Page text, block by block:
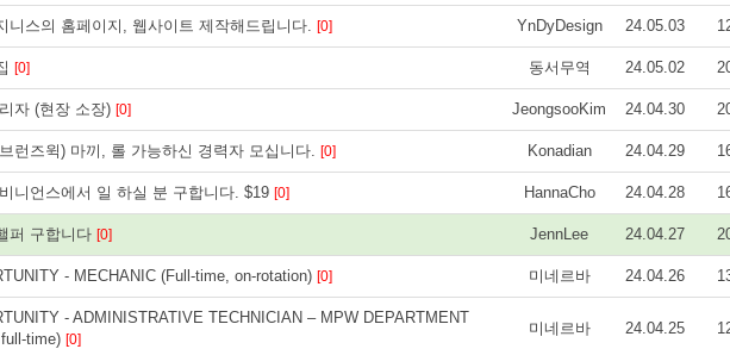
니스의 홈페이지, 웹사이트 제작해드립니다. [0] YnDyDesign 24.05.03
[0] 동서무역 24.05.02
자 (현장 소장) [0] JeongsooKim 24.04.30
런즈윅) 마끼, 롤 가능하신 경력자 모십니다. [0] Konadian 24.04.29
니언스에서 일 하실 분 구합니다. $19 [0] HannaCho 24.04.28
퍼 구합니다 [0] JennLee 24.04.27
- MECHANIC (Full-time, on-rotation) [0] 미네르바 24.04.26
- ADMINISTRATIVE TECHNICIAN ‒ MPW DEPARTMENT
time) [0]
미네르바 24.04.25